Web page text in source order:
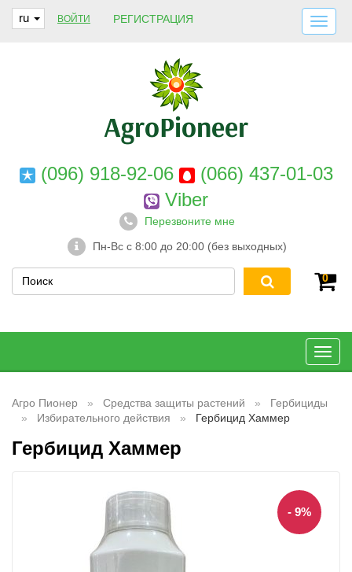
ru ВОЙТИ РЕГИСТРАЦИЯ
ДОСТАВКА И ОПЛАТА
О НАС
ГАРАНТИИ
КОНТАКТЫ
(096) 918-92-06
(066) 437-01-03
Viber
Перезвоните мне
Пн-Вс с 8:00 до 20:00 (без выходных)
0
Агро Пионер Средства защиты растений
Гербициды
Избирательного действия
Гербицид Хаммер
Гербицид Хаммер
- 9%